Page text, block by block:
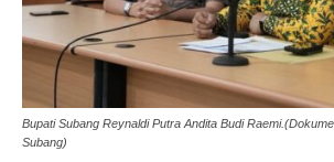
Bupati Subang Reynaldi Putra Andita Budi
Subang)